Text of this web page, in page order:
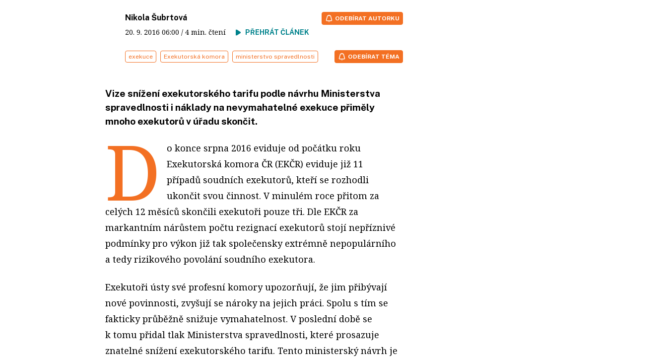
Nikola Šubrtová
20. 9. 2016 06:00 / 4 min. čtení PŘEHRÁT ČLÁNEK
ODEBÍRAT AUTORKU
exekuce Exekutorská komora ministerstvo spravedlnosti ODEBÍRAT TÉMA
Vize snížení exekutorského tarifu podle návrhu Ministerstva
spravedlnosti i náklady na nevymahatelné exekuce přiměly
mnoho exekutorů v úřadu skončit.
D
o konce srpna 2016 eviduje od počátku roku
Exekutorská komora ČR (EKČR) eviduje již 11
případů soudních exekutorů, kteří se rozhodli
ukončit svou činnost. V minulém roce přitom za
celých 12 měsíců skončili exekutoři pouze tři. Dle EKČR za
markantním nárůstem počtu rezignací exekutorů stojí nepříznivé
podmínky pro výkon již tak společensky extrémně nepopulárního
a tedy rizikového povolání soudního exekutora.
Exekutoři ústy své profesní komory upozorňují, že jim přibývají
nové povinnosti, zvyšují se nároky na jejich práci. Spolu s tím se
fakticky průběžně snižuje vymahatelnost. V poslední době se
k tomu přidal tlak Ministerstva spravedlnosti, které prosazuje
znatelné snížení exekutorského tarifu. Tento ministerský návrh je